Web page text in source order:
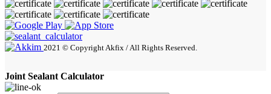
2021 © Copyright Akfix / All Rights Reserved.
Joint Sealant Calculator